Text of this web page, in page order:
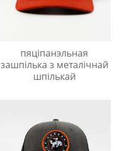
пяціпанэльная
зашпілька з металічнай
шпількай